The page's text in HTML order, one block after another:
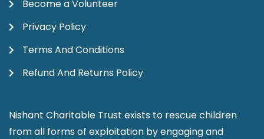
Become a Volunteer
Privacy Policy
Terms And Conditions
Refund And Returns Policy
Nishant Charitable Trust exists to rescue children
from all forms of exploitation by engaging and